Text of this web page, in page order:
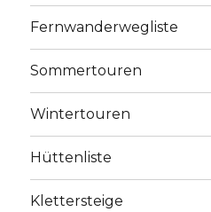
Fernwanderwegliste
Sommertouren
Wintertouren
Hüttenliste
Klettersteige